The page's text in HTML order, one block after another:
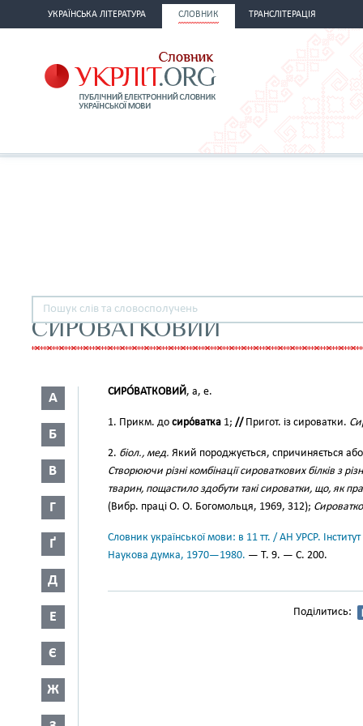
УКРАЇНСЬКА ЛІТЕРАТУРА СЛОВНИК ТРАНСЛІТЕРАЦІЯ
СИРОВАТКОВИЙ
А
Б
В
Г
Ґ
Д
Е
Є
Ж
СИРО́ВАТКОВИЙ, а, е.
1. Прикм. до сиро́ватка 1; //Пригот. із сироватки.
2. біол., мед. Який породжується, спричиняється
Створюючи різні комбінації сироваткових білків з
тварин, пощастило здобути такі сироватки, що, як
(Вибр. праці О. О. Богомольця, 1969, 312);
Словник української мови: в 11 тт. / АН УРСР.
Наукова думка, 1970—1980. — Т. 9. — С. 200.
Поділитись: